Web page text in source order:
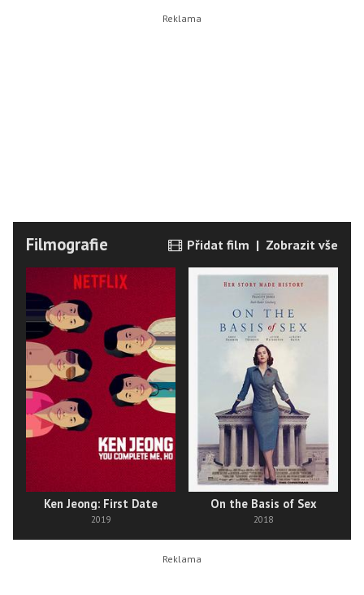
Filmografie Přidat film | Zobrazit vše
Ken Jeong: First Date
2019
On the Basis of Sex
2018